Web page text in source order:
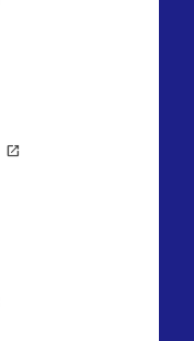
open_in_new